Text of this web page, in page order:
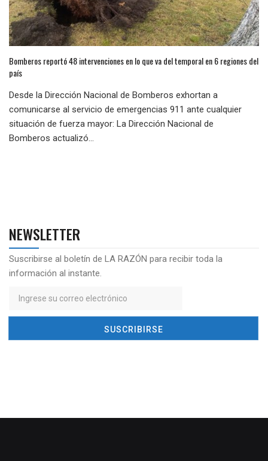
Bomberos reportó 48 intervenciones en lo que va del temporal en 6 regiones del
país
Desde la Dirección Nacional de Bomberos exhortan a
comunicarse al servicio de emergencias 911 ante cualquier
situación de fuerza mayor: La Dirección Nacional de
Bomberos actualizó...
NEWSLETTER
Suscribirse al boletín de LA RAZÓN para recibir toda la
información al instante.